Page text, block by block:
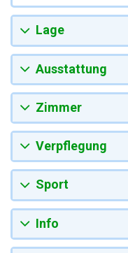
Lage
Ausstattung
Zimmer
Verpflegung
Sport
Info